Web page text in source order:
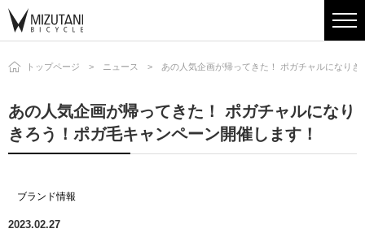
トップページ ニュース あの人気企画が帰ってきた！ ポガチャルになり
あの人気企画が帰ってきた！ ポガチャルになり
きろう！ポガ毛キャンペーン開催します！
ブランド情報
2023.02.27